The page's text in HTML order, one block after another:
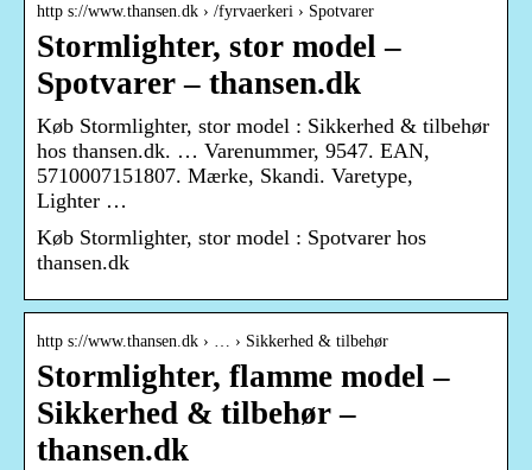
http s://www.thansen.dk › /fyrvaerkeri › Spotvarer
Stormlighter, stor model –
Spotvarer – thansen.dk
Køb Stormlighter, stor model : Sikkerhed & tilbehør
hos thansen.dk. … Varenummer, 9547. EAN,
5710007151807. Mærke, Skandi. Varetype,
Lighter …
Køb Stormlighter, stor model : Spotvarer hos
thansen.dk
http s://www.thansen.dk › … › Sikkerhed & tilbehør
Stormlighter, flamme model –
Sikkerhed & tilbehør –
thansen.dk